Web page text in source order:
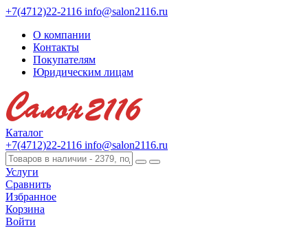
+7(4712)22-2116 info@salon2116.ru
О компании
Контакты
Покупателям
Юридическим лицам
Каталог
+7(4712)22-2116 info@salon2116.ru
Услуги
Сравнить
Избранное
Корзина
Войти